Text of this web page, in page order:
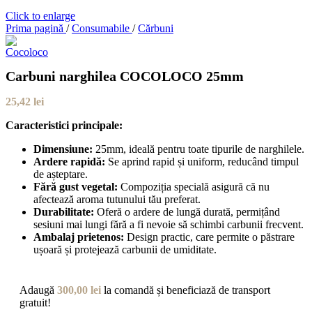
Click to enlarge
Prima pagină / Consumabile / Cărbuni
Carbuni narghilea COCOLOCO 25mm
25,42 lei
Caracteristici principale:
Dimensiune: 25mm, ideală pentru toate tipurile de narghilele.
Ardere rapidă: Se aprind rapid și uniform, reducând timpul
de așteptare.
Fără gust vegetal: Compoziția specială asigură că nu
afectează aroma tutunului tău preferat.
Durabilitate: Oferă o ardere de lungă durată, permițând
sesiuni mai lungi fără a fi nevoie să schimbi carbunii frecvent.
Ambalaj prietenos: Design practic, care permite o păstrare
ușoară și protejează carbunii de umiditate.
Adaugă 300,00 lei la comandă și beneficiază de transport
gratuit!